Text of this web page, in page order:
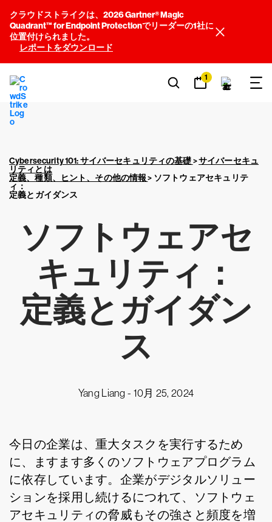
クラウドストライクは、2026 Gartner® Magic
Quadrant™ for Endpoint Protectionでリーダーの1社に
位置付けられました。
レポートをダウンロード
1
Cybersecurity 101: サイバーセキュリティの基礎>サイバーセキュ
リティとは
定義、種類、ヒント、その他の情報> ソフトウェアセキュリテ
ィ：
定義とガイダンス
ソフトウェアセ
キュリティ：
定義とガイダン
ス
Yang Liang - 10月 25, 2024
今日の企業は、重大タスクを実行するため
に、ますます多くのソフトウェアプログラム
に依存しています。企業がデジタルソリュー
ションを採用し続けるにつれて、ソフトウェ
アセキュリティの脅威もその強さと頻度を増